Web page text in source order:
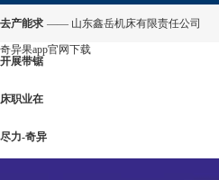
去产能求
开展带锯
床职业在
尽力-奇异
—— 山东鑫岳机床有限责任公司
奇异果app官网下载